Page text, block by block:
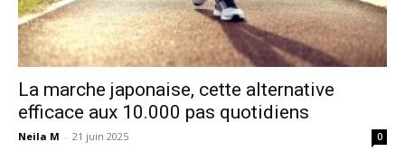
La marche japonaise, cette alternative
efficace aux 10.000 pas quotidiens
Neila M - 21 juin 2025 0